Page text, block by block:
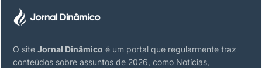
O site Jornal Dinâmico é um portal que regularmente traz
conteúdos sobre assuntos de 2026, como Notícias,